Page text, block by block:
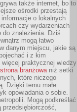
także internet, bo to
ośrodki przestają
o lokalnych
czy wydarzeniach
do znalezienia. Dziś
mogą łatwo
danym miejscu, jakie są
i z kim
więcej praktycznej wiedzy
strona branżowaniż setki
które niczego
Dzięki temu małe
opowiadania o sobie.
Mogą podkreślać
przedsiębiorczość,